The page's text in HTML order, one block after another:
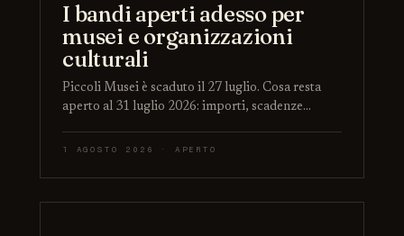
I bandi aperti adesso per
musei e organizzazioni
culturali
Piccoli Musei è scaduto il 27 luglio. Cosa resta
aperto al 31 luglio 2026: importi, scadenze…
1 AGOSTO 2026 · APERTO